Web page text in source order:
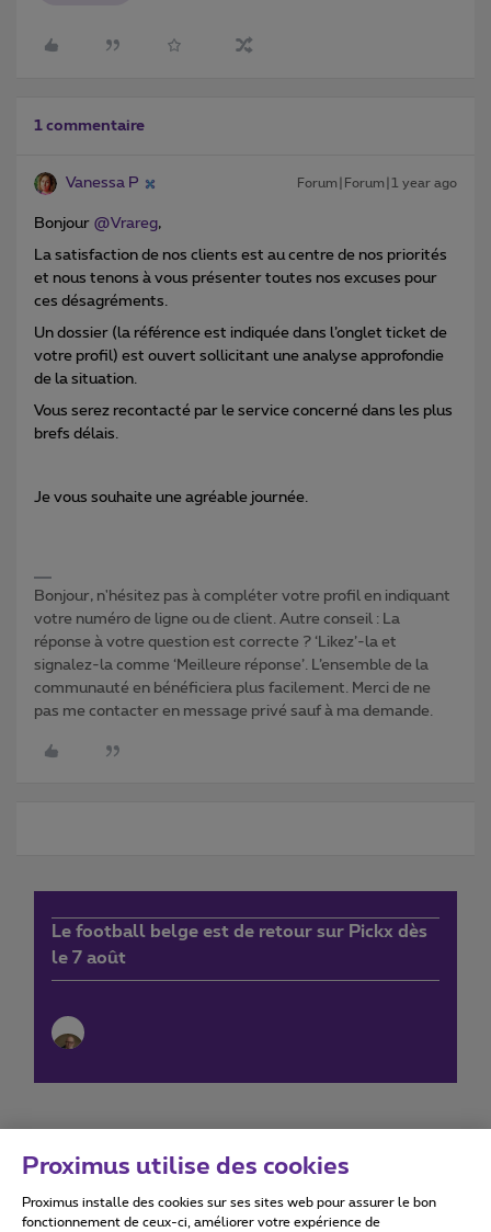
1 commentaire
Vanessa P Forum|Forum|1 year ago
Bonjour ​ @Vrareg,
La satisfaction de nos clients est au centre de nos priorités
et nous tenons à vous présenter toutes nos excuses pour
ces désagréments.
Un dossier (la référence est indiquée dans l’onglet ticket de
votre profil) est ouvert sollicitant une analyse approfondie
de la situation.
Vous serez recontacté par le service concerné dans les plus
brefs délais.
Je vous souhaite une agréable journée.
Bonjour, n'hésitez pas à compléter votre profil en indiquant
votre numéro de ligne ou de client. Autre conseil : La
réponse à votre question est correcte ? ‘Likez’-la et
signalez-la comme ‘Meilleure réponse’. L’ensemble de la
communauté en bénéficiera plus facilement. Merci de ne
pas me contacter en message privé sauf à ma demande.
Le football belge est de retour sur Pickx dès
le 7 août
Conditions d'utilisation Accessibility statement
Proximus utilise des cookies
Proximus installe des cookies sur ses sites web pour assurer le bon
fonctionnement de ceux-ci, améliorer votre expérience de